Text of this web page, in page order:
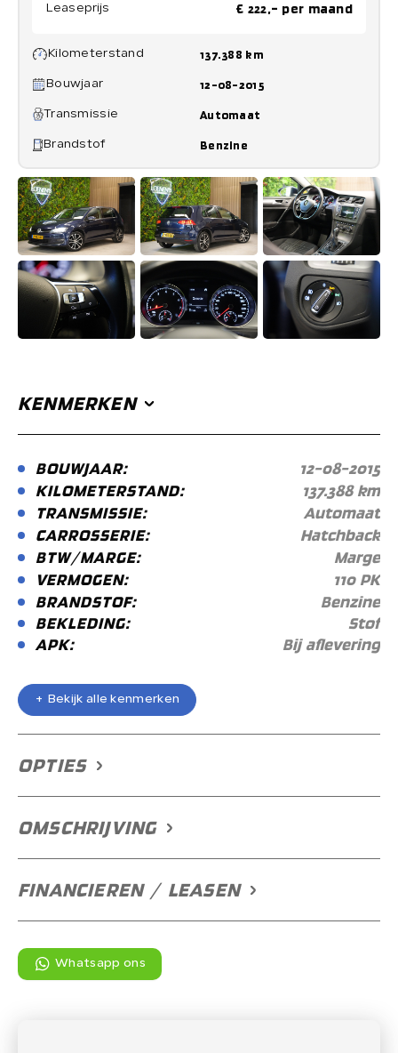
Direct contact
Direct contact
E-mail
+31 6 23892532
Adres
De Groendijck 43
3466 NJ Waarder
Leaseprijs € 222,- per maand
Kilometerstand 137.388 km
Bouwjaar 12-08-2015
Transmissie Automaat
Brandstof Benzine
KENMERKEN
BOUWJAAR:
12-08-2015
KILOMETERSTAND:
137.388 km
TRANSMISSIE:
Automaat
CARROSSERIE:
Hatchback
BTW/MARGE:
Marge
VERMOGEN:
110 PK
BRANDSTOF:
Benzine
BEKLEDING:
Stof
APK:
Bij aflevering
+ Bekijk alle kenmerken
+ Bekijk alle kenmerken
OPTIES
OMSCHRIJVING
FINANCIEREN / LEASEN
Whatsapp ons